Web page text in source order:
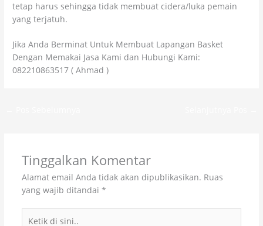
tetap harus sehingga tidak membuat cidera/luka pemain
yang terjatuh.
Jika Anda Berminat Untuk Membuat Lapangan Basket
Dengan Memakai Jasa Kami dan Hubungi Kami:
082210863517 ( Ahmad )
Tinggalkan Komentar
Alamat email Anda tidak akan dipublikasikan. Ruas
yang wajib ditandai *